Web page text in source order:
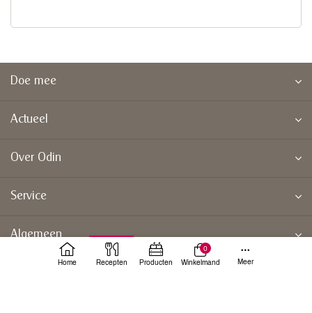
Doe mee
Actueel
Over Odin
Service
Algemeen
Home Recepten Producten
0
Winkelmand
Meer